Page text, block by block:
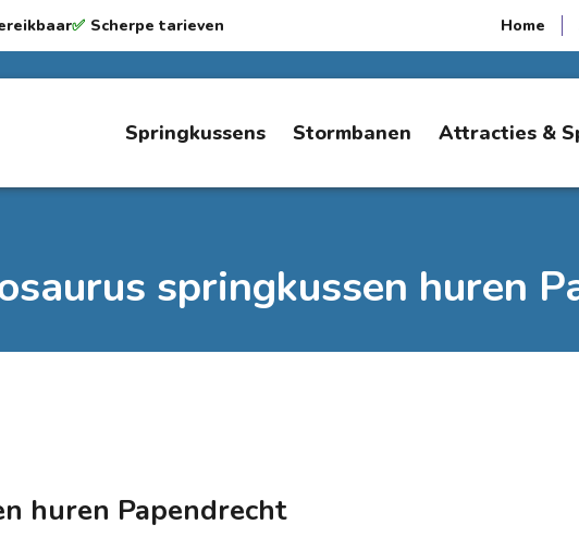
✅ Scherpe tarieven Home
Springkussens Stormbanen Attracties &
springkussen huren
huren Papendrecht